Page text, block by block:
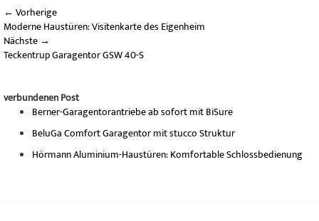
← Vorherige
Moderne Haustüren: Visitenkarte des Eigenheim
Nächste →
Teckentrup Garagentor GSW 40-S
verbundenen Post
Berner-Garagentorantriebe ab sofort mit BiSure
BeluGa Comfort Garagentor mit stucco Struktur
Hörmann Aluminium-Haustüren: Komfortable Schlossbedienung